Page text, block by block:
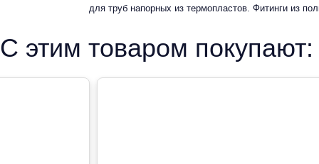
для труб напорных из термопластов. Фитинги из
отопления
С этим товаром покупают: